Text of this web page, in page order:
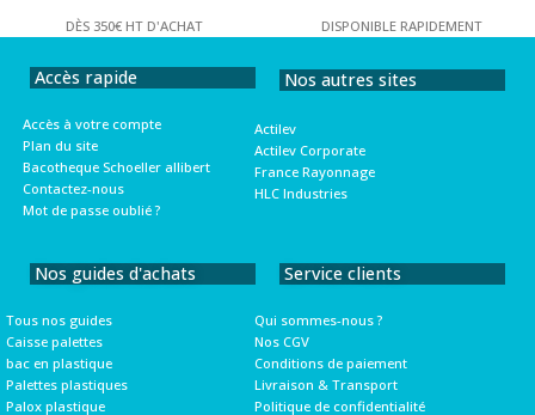
DÈS 350€ HT D'ACHAT
DISPONIBLE RAPIDEMENT
Accès rapide
Accès à votre compte
Plan du site
Bacotheque Schoeller allibert
Contactez-nous
Mot de passe oublié ?
Nos autres sites
Actilev
Actilev Corporate
France Rayonnage
HLC Industries
Nos guides d'achats
Tous nos guides
Caisse palettes
bac en plastique
Palettes plastiques
Palox plastique
Service clients
Qui sommes-nous ?
Nos CGV
Conditions de paiement
Livraison & Transport
Politique de confidentialité